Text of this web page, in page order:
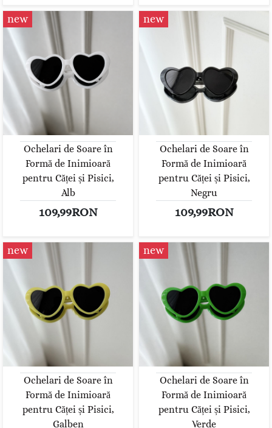
new
Ochelari de Soare în
Formă de Inimioară
pentru Căței și Pisici,
Alb
109,99RON
new
Ochelari de Soare în
Formă de Inimioară
pentru Căței și Pisici,
Negru
109,99RON
new
Ochelari de Soare în
Formă de Inimioară
pentru Căței și Pisici,
Galben
new
Ochelari de Soare în
Formă de Inimioară
pentru Căței și Pisici,
Verde